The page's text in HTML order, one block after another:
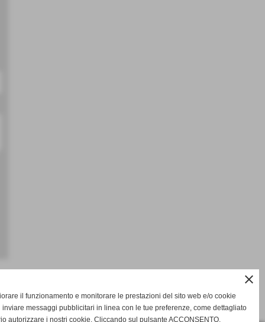
close
il funzionamento e monitorare le prestazioni del sito web e/o cookie
messaggi pubblicitari in linea con le tue preferenze, come dettagliato
autorizzare i nostri cookie. Cliccando sul pulsante ACCONSENTO,